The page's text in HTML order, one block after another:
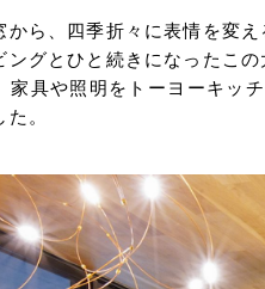
てなブックマー
Eメールで送信
をコピー
から、四季折々に表情を変
ングとひと続きになったこ
家具や照明をトーヨーキッ
。